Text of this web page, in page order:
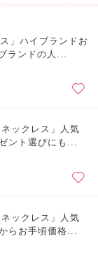
」ハイブランドお
ランドの人...
ックレス」人気
ント選びにも...
ックレス」人気
らお手頃価格...